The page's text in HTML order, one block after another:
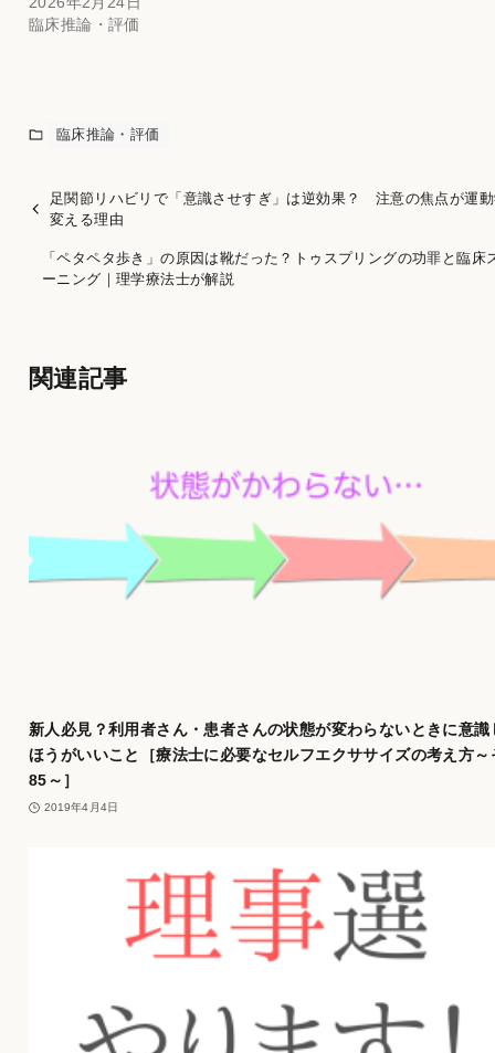
臨床推論・評価
臨床推論・評価
足関節リハビリで「意識させすぎ」は逆効果？ 注意の焦点が運
変える理由
「ペタペタ歩き」の原因は靴だった？トゥスプリングの功罪と臨床
ーニング｜理学療法士が解説
関連記事
新人必見？利用者さん・患者さんの状態が変わらないときに意識
ほうがいいこと［療法士に必要なセルフエクササイズの考え方～
85～］
2019年4月4日